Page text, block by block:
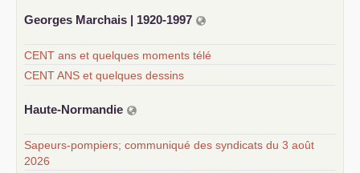
Georges Marchais | 1920-1997
CENT ans et quelques moments télé
CENT ANS et quelques dessins
Haute-Normandie
Sapeurs-pompiers; communiqué des syndicats du 3 août
2026